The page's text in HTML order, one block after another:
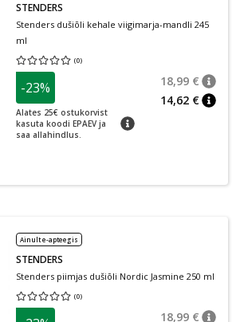
STENDERS
Stenders dušiõli kehale viigimarja-mandli 245
ml
(0)
Keskmine hinnang 0.00
-23%
Alates 25€ ostukorvist
kasuta koodi EPAEV ja
saa allahindlus.
nõuanne
18,99 €
14,62 €
Ainult e-apteegis
STENDERS
Stenders piimjas dušiõli Nordic Jasmine 250 ml
(0)
Keskmine hinnang 0.00
18,99 €